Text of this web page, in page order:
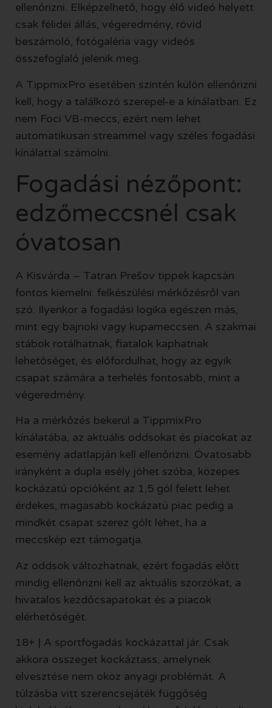
ellenőrizni. Elképzelhető, hogy élő videó helyett
csak félidei állás, végeredmény, rövid
beszámoló, fotógaléria vagy videós
összefoglaló jelenik meg.
A TippmixPro esetében szintén külön ellenőrizni
kell, hogy a találkozó szerepel-e a kínálatban. Ez
nem Foci VB-meccs, ezért nem lehet
automatikusan streammel vagy széles fogadási
kínálattal számolni.
Fogadási nézőpont:
edzőmeccsnél csak
óvatosan
A Kisvárda – Tatran Prešov tippek kapcsán
fontos kiemelni: felkészülési mérkőzésről van
szó. Ilyenkor a fogadási logika egészen más,
mint egy bajnoki vagy kupameccsen. A szakmai
stábok rotálhatnak, fiatalok kaphatnak
lehetőséget, és előfordulhat, hogy az egyik
csapat számára a terhelés fontosabb, mint a
végeredmény.
Ha a mérkőzés bekerül a TippmixPro
kínálatába, az aktuális oddsokat és piacokat az
esemény adatlapján kell ellenőrizni. Óvatosabb
irányként a dupla esély jöhet szóba, közepes
kockázatú opcióként az 1,5 gól felett lehet
érdekes, magasabb kockázatú piac pedig a
mindkét csapat szerez gólt lehet, ha a
meccskép ezt támogatja.
Az oddsok változhatnak, ezért fogadás előtt
mindig ellenőrizni kell az aktuális szorzókat, a
hivatalos kezdőcsapatokat és a piacok
elérhetőségét.
18+ | A sportfogadás kockázattal jár. Csak
akkora összeget kockáztass, amelynek
elvesztése nem okoz anyagi problémát. A
túlzásba vitt szerencsejáték függőség